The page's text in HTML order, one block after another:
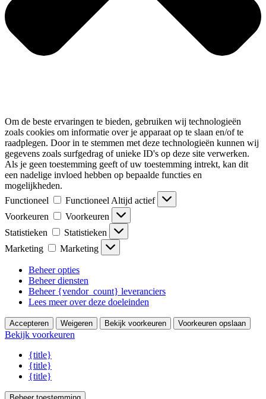
Om de beste ervaringen te bieden, gebruiken wij technologieën
zoals cookies om informatie over je apparaat op te slaan en/of te
raadplegen. Door in te stemmen met deze technologieën kunnen wij
gegevens zoals surfgedrag of unieke ID's op deze site verwerken.
Als je geen toestemming geeft of uw toestemming intrekt, kan dit
een nadelige invloed hebben op bepaalde functies en
mogelijkheden.
Functioneel
Functioneel Altijd actief
Voorkeuren
Voorkeuren
Statistieken
Statistieken
Marketing
Marketing
Beheer opties
Beheer diensten
Beheer {vendor_count} leveranciers
Lees meer over deze doeleinden
Accepteren Weigeren Bekijk voorkeuren Voorkeuren opslaan
Bekijk voorkeuren
{title}
{title}
{title}